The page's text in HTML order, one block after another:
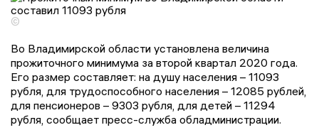
©
Во Владимирской области установлена величина
прожиточного минимума за второй квартал 2020 года.
Его размер составляет: на душу населения – 11093
рубля, для трудоспособного населения – 12085 рублей,
для пенсионеров – 9303 рубля, для детей – 11294
рубля, сообщает пресс-служба обладминистрации.